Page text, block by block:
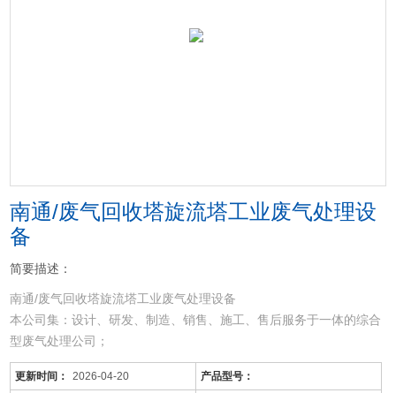
南通/废气回收塔旋流塔工业废气处理设
备
简要描述：
南通/废气回收塔旋流塔工业废气处理设备
本公司集：设计、研发、制造、销售、施工、售后服务于一体的综合
型废气处理公司；
从事于：各类工业废气、废水、噪音、脱硫除尘、油烟火烟、通风降
温等工程的设计、制作、安装调试；
更新时间： 2026-04-20 产品型号：